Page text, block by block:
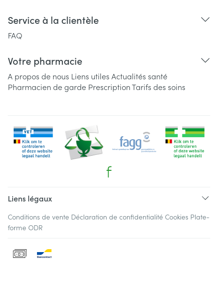
Service à la clientèle
FAQ
Votre pharmacie
A propos de nous Liens utiles Actualités santé
Pharmacien de garde PrescriptionTarifs des soins
Liens légaux
Conditions de vente Déclaration de confidentialité Cookies Plate-
forme ODR